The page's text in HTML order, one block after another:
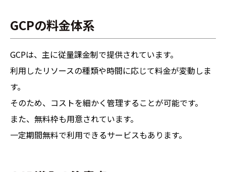
GCPの料金体系
GCPは、主に従量課金制で提供されています。
利用したリソースの種類や時間に応じて料金が変動しま
す。
そのため、コストを細かく管理することが可能です。
また、無料枠も用意されています。
一定期間無料で利用できるサービスもあります。